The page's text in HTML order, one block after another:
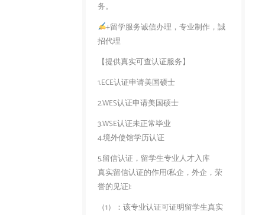
务。
+留学服务诚信办理，专业制作，誠
招代理
【提供真实可查认证服务】
1.ECE认证申请美国硕士
2.WES认证申请美国硕士
3.WSE认证未正常毕业
4.境外使馆学历认证
5.留信认证，留学生专业人才入库
真实留信认证的作用(私企，外企，荣
誉的见证):
（1）：该专业认证可证明留学生真实